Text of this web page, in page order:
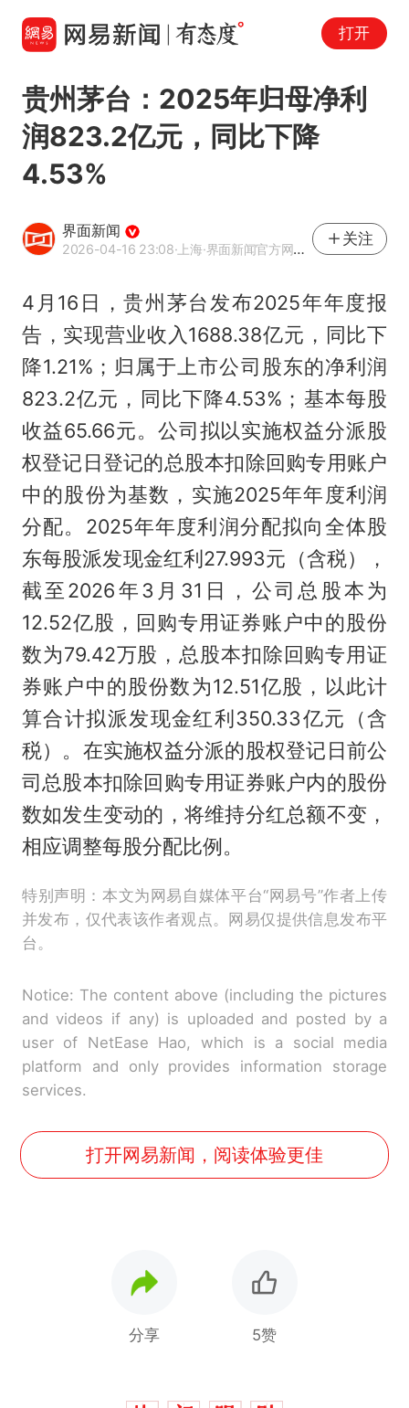
打开
贵州茅台：2025年归母净利
润823.2亿元，同比下降
4.53%
界面新闻
2026-04-16 23:08·上海·界面新闻官方网易号
关注
4月16日，贵州茅台发布2025年年度报
告，实现营业收入1688.38亿元，同比下
降1.21%；归属于上市公司股东的净利润
823.2亿元，同比下降4.53%；基本每股
收益65.66元。公司拟以实施权益分派股
权登记日登记的总股本扣除回购专用账户
中的股份为基数，实施2025年年度利润
分配。2025年年度利润分配拟向全体股
东每股派发现金红利27.993元（含税），
截至2026年3月31日，公司总股本为
12.52亿股，回购专用证券账户中的股份
数为79.42万股，总股本扣除回购专用证
券账户中的股份数为12.51亿股，以此计
算合计拟派发现金红利350.33亿元（含
税）。在实施权益分派的股权登记日前公
司总股本扣除回购专用证券账户内的股份
数如发生变动的，将维持分红总额不变，
相应调整每股分配比例。
特别声明：本文为网易自媒体平台“网易号”作者上传
并发布，仅代表该作者观点。网易仅提供信息发布平
台。
Notice: The content above (including the pictures
and videos if any) is uploaded and posted by a
user of NetEase Hao, which is a social media
platform and only provides information storage
services.
打开网易新闻，阅读体验更佳
分享 5赞